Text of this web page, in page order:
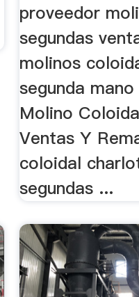
proveedor
segundas
molinos
segunda
Molino
Ventas Y
coloidal
segundas ...